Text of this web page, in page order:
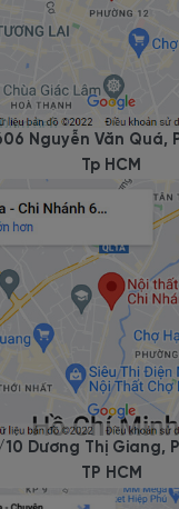
Nguyễn Văn Quá,
Tp HCM
Dương Thị Giang,
TP HCM